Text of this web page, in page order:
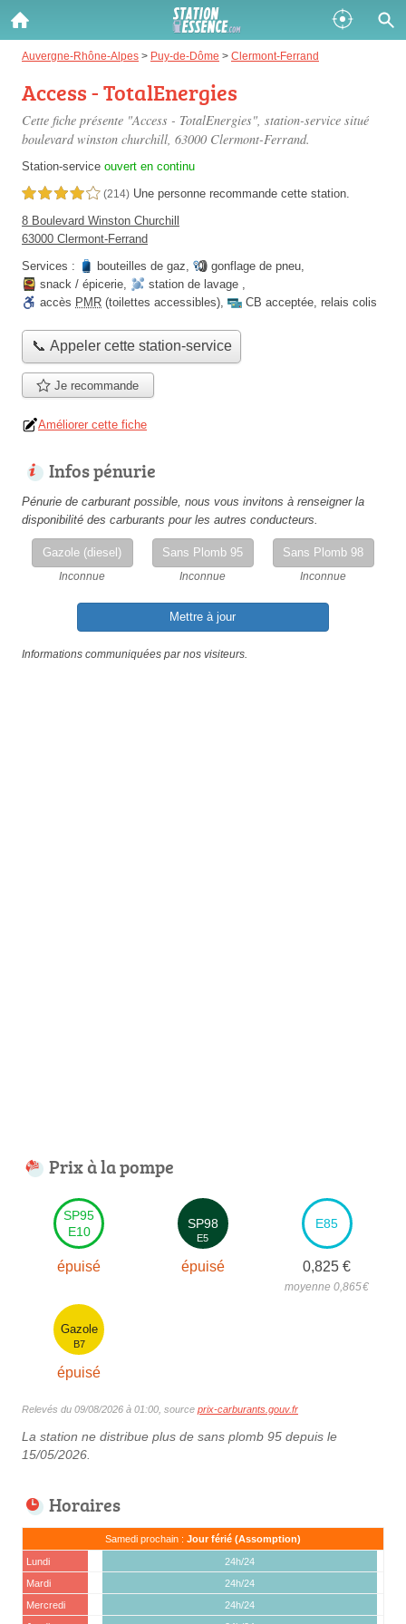
Auvergne-Rhône-Alpes > Puy-de-Dôme > Clermont-Ferrand
Access - TotalEnergies
Cette fiche présente "Access - TotalEnergies", station-service situé
boulevard winston churchill, 63000 Clermont-Ferrand.
Station-service ouvert en continu
4,0 étoiles sur 5 (214) Une personne recommande cette station.
8 Boulevard Winston Churchill
63000 Clermont-Ferrand
Services :
bouteilles de gaz, gonflage de pneu,
snack / épicerie, station de lavage ,
accès PMR (toilettes accessibles), CB acceptée, relais colis
📞 Appeler cette station-service
Je recommande
Améliorer cette fiche
Infos pénurie
Pénurie de carburant possible, nous vous invitons à renseigner la
disponibilité des carburants pour les autres conducteurs.
Gazole (diesel)
Inconnue
Sans Plomb 95
Inconnue
Sans Plomb 98
Inconnue
Mettre à jour
Informations communiquées par nos visiteurs.
Prix à la pompe
SP95
E10
épuisé
SP98
E5
épuisé
E85
0,825 €
moyenne 0,865€
Gazole
B7
épuisé
Relevés du 09/08/2026 à 01:00, source prix-carburants.gouv.fr
La station ne distribue plus de sans plomb 95 depuis le
15/05/2026.
Horaires
Samedi prochain : Jour férié (Assomption)
Lundi
24h/24
Mardi
24h/24
Mercredi
24h/24
Gazole :
Disponible
SP 98 :
Disponible
SP 95 :
Disponible